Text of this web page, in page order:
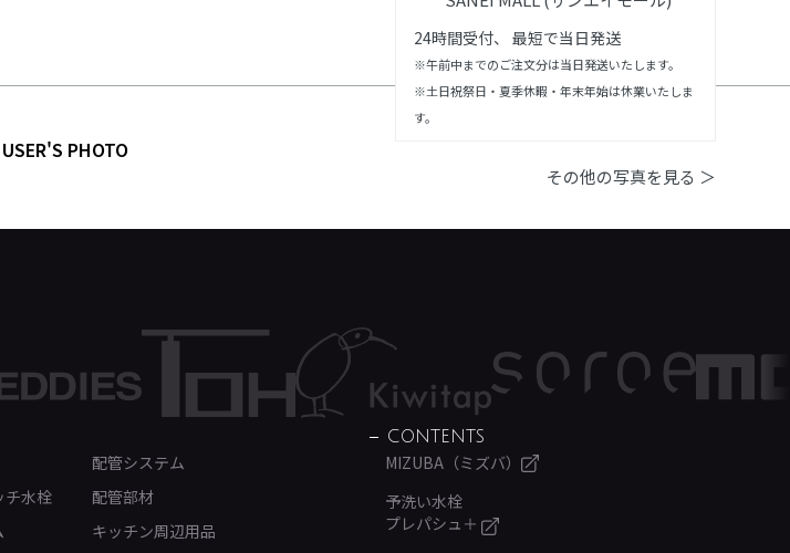
24時間受付、 最短で当日発送
※午前中までのご注文分は当日発送いたします。
※土日祝祭日・夏季休暇・年末年始は休業いたしま
す。
USER'S PHOTO
その他の写真を見る ＞
チ水栓
配管システム
配管部材
キッチン周辺用品
CONTENTS
MIZUBA（ミズバ）
予洗い水栓
プレパシュ＋